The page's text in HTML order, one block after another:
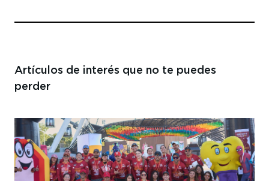
Artículos de interés que no te puedes
perder